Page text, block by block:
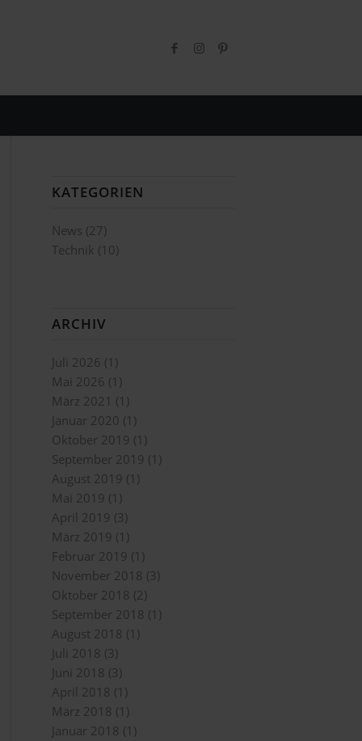
KATEGORIEN
News (27)
Technik (10)
ARCHIV
Juli 2026 (1)
Mai 2026 (1)
März 2021 (1)
Januar 2020 (1)
Oktober 2019 (1)
September 2019 (1)
August 2019 (1)
Mai 2019 (1)
April 2019 (3)
März 2019 (1)
Februar 2019 (1)
November 2018 (3)
Oktober 2018 (2)
September 2018 (1)
August 2018 (1)
Juli 2018 (3)
Juni 2018 (3)
April 2018 (1)
März 2018 (1)
Januar 2018 (1)